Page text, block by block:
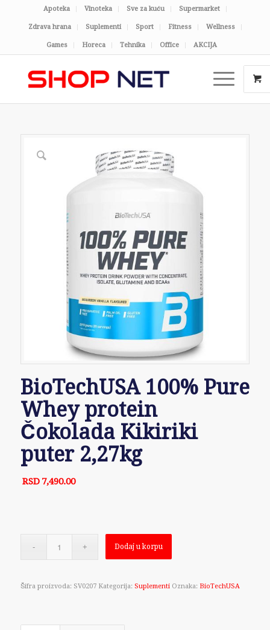
Apoteka Vinoteka Sve za kuću Supermarket
Zdrava hrana Suplementi Sport Fitness Wellness
Games Horeca Tehnika Office AKCIJA
BioTechUSA 100% Pure
Whey protein
Čokolada Kikiriki
puter 2,27kg
RSD 7,490.00
Dodaj u korpu
Šifra proizvoda: SV0207 Kategorija: Suplementi Oznaka: BioTechUSA